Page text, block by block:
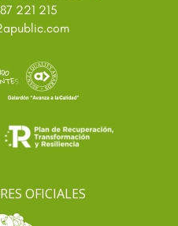
221 215
OFICIALES